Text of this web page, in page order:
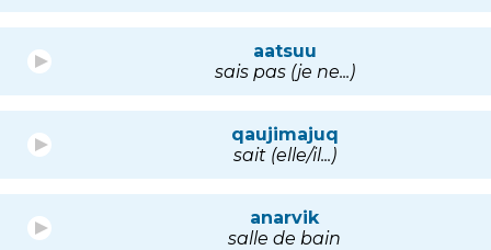
aatsuu
sais pas (je ne...)
qaujimajuq
sait (elle/il...)
anarvik
salle de bain